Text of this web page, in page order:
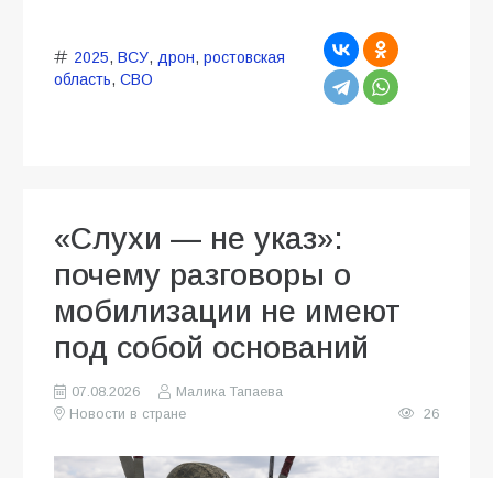
2025, ВСУ, дрон, ростовская
область, СВО
«Слухи — не указ»:
почему разговоры о
мобилизации не имеют
под собой оснований
07.08.2026
Малика Тапаева
Новости в стране
26